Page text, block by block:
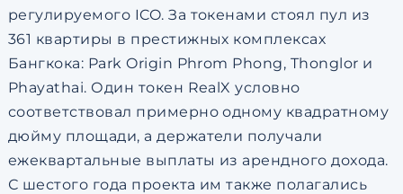
регулируемого ICO. За токенами стоял пул из
361 квартиры в престижных комплексах
Бангкока: Park Origin Phrom Phong, Thonglor и
Phayathai. Один токен RealX условно
соответствовал примерно одному квадратному
дюйму площади, а держатели получали
ежеквартальные выплаты из арендного дохода.
С шестого года проекта им также полагались